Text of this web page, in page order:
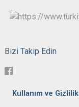
Bizi Takip Edin
Kullanım ve Gizlilik